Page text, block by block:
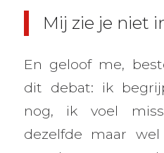
Mij zie je niet
En geloof me,
dit debat: ik
nog, ik voel
dezelfde maar